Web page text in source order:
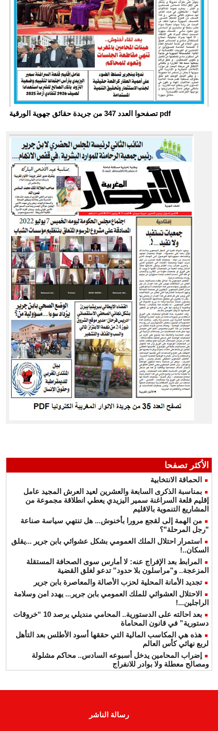
تصفحوا العدد 347 من جريدة حقائق جهوية الورقية pdf
الأكثر تصفحا
الحماقة الانتخابية
بمناسبة الذكرى السابعة والعشرين لعيد العرش المجيد عامل
إقليم قلعة السراغنة سمير اليزيدي يعطي انطلاقة مجموعة من
المشاريع التنموية بالاقليم
من الهمة إلى لقجع مرورا بأخنوش... هل تنتهي سياسة صناعة
"رجل المرحلة"؟
استمرار احتلال الملك العمومي بشكل عشوائي بابن جرير ...يقلق
السكان..!
المرابط بعد الإفراج عنه: لا أمارس سوى الصحافة المستقلة
المزعجة.. و”مراسلون بلا حدود” تدعو لغلق القضية
تجديد الأمانة المحلية لحزب الأصالة والمعاصرة بابن جرير
الاحتلال العشوائي للملك العمومي بابن جرير... يهدد امن وسلامة
الراجلين...!
بعد احالته على الدستورية.. المحامي منديلي يرصد 10 “خروقات
دستورية” في قانون المحاماة
هذه هي المكاسب المالية التي حققها أسود الأطلس بعد التأهل
لربع نهائي كأس العالم
إضراب المحامين يدخل أسبوعه السادس.. محاكم مشلولة
ومصالح معطلة ولا بوادر للانفراج
رسالة الناشر